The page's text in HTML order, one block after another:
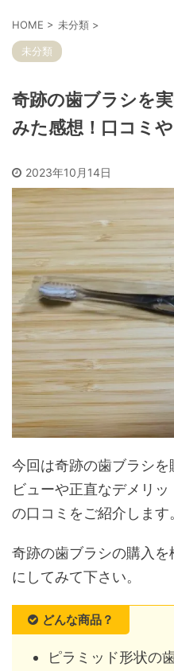
HOME > 未分類 >
未分類
奇跡の歯ブラシを
みた感想！口コミ
2023年10月14日
今回は奇跡の歯ブラシ
ビューや正直なデメリ
の口コミをご紹介します
奇跡の歯ブラシの購入
にしてみて下さい。
どんな商品？
ピラミッド形状の